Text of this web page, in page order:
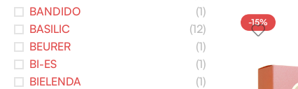
BANDIDO
(1)
BASILIC
(12)
BEURER
(1)
BI-ES
(1)
BIELENDA
(1)
-15%